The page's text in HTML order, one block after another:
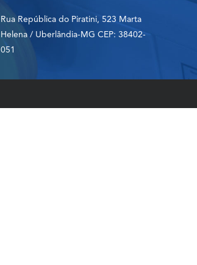
Rua República do Piratini, 523 Marta
Helena / Uberlândia-MG CEP: 38402-
051